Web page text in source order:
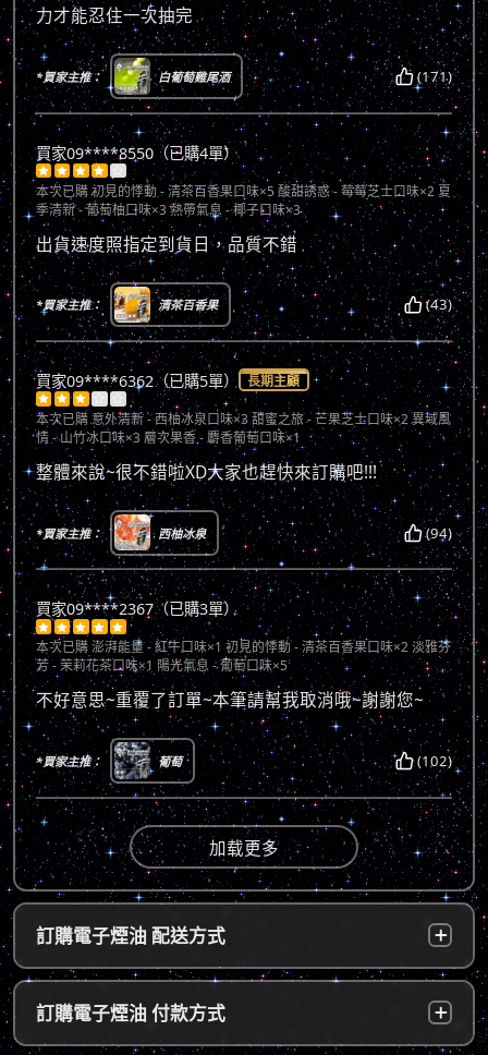
力才能忍住一次抽完
*買家主推： 白葡萄雞尾酒 (171)
買家09****8550（已購4單）
    
本次已購初見的悸動 - 清茶百香果口味×5 酸甜誘惑 - 莓莓芝士口味×2 夏
季清新 - 葡萄柚口味×3 熱帶氣息 - 椰子口味×3
出貨速度照指定到貨日，品質不錯
*買家主推： 清茶百香果 (43)
買家09****6362（已購5單） 長期主顧
    
本次已購意外清新 - 西柚冰泉口味×3 甜蜜之旅 - 芒果芝士口味×2 異域風
情 - 山竹冰口味×3 層次果香 - 麝香葡萄口味×1
整體來說~很不錯啦XD大家也趕快來訂購吧!!!
*買家主推： 西柚冰泉 (94)
買家09****2367（已購3單）
    
本次已購澎湃能量 - 紅牛口味×1 初見的悸動 - 清茶百香果口味×2 淡雅芬
芳 - 茉莉花茶口味×1 陽光氣息 - 葡萄口味×5
不好意思~重覆了訂單~本筆請幫我取消哦~謝謝您~
*買家主推： 葡萄 (102)
加载更多
訂購電子煙油 配送方式
台灣本島：
a. 黑貓宅配：訂單成立後，24小時內寄出，2
～5個工作天內可送達指定地址。
訂購電子煙油 付款方式